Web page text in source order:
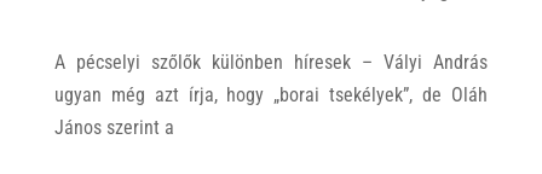
A pécselyi szőlők különben híresek – Vályi András
ugyan még azt írja, hogy „borai tsekélyek”, de Oláh
János szerint a